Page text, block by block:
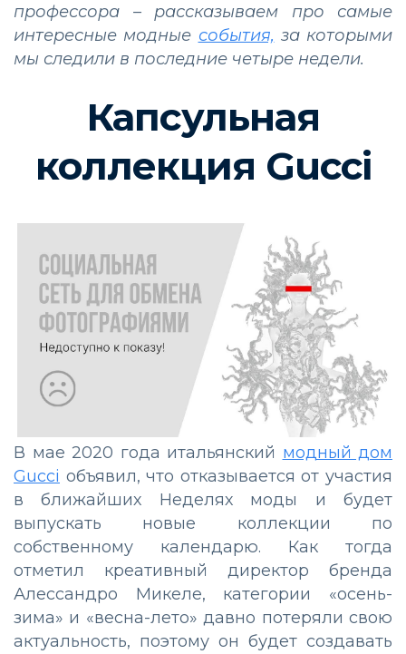
профессора – рассказываем про самые
интересные модные события, за которыми
мы следили в последние четыре недели.
Капсульная
коллекция Gucci
В мае 2020 года итальянский модный дом
Gucci объявил, что отказывается от участия
в ближайших Неделях моды и будет
выпускать новые коллекции по
собственному календарю. Как тогда
отметил креативный директор бренда
Алессандро Микеле, категории «осень-
зима» и «весна-лето» давно потеряли свою
актуальность, поэтому он будет создавать